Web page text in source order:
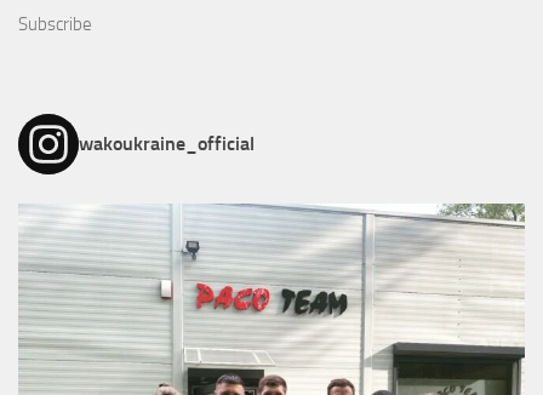
Subscribe
wakoukraine_official